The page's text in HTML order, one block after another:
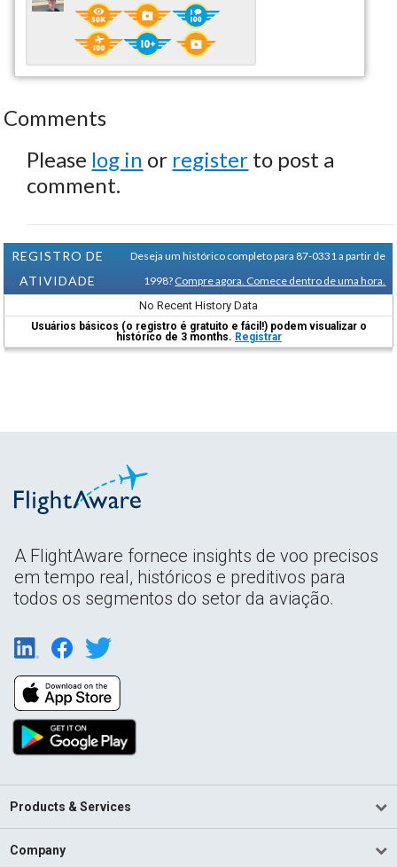
Comments
Please log in or register to post a
comment.
REGISTRO DE
ATIVIDADE
Deseja um histórico completo para 87-0331 a partir de
1998? Compre agora. Comece dentro de uma hora.
No Recent History Data
Usuários básicos (o registro é gratuito e fácil!) podem visualizar o
histórico de 3 months. Registrar
A FlightAware fornece insights de voo precisos
em tempo real, históricos e preditivos para
todos os segmentos do setor da aviação.
Products & Services
Company